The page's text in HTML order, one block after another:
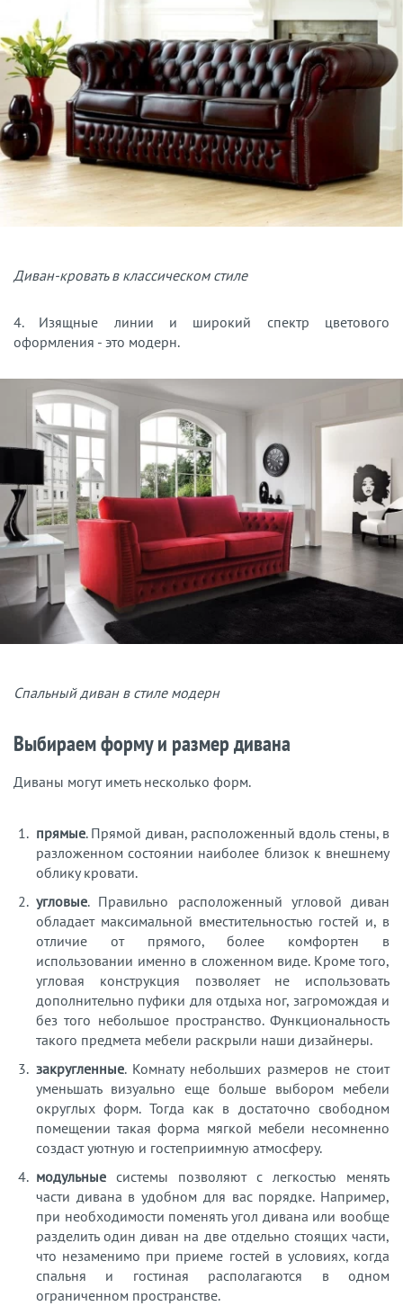
Диван-кровать в классическом стиле
4. Изящные линии и широкий спектр цветового
оформления - это модерн.
Спальный диван в стиле модерн
Выбираем форму и размер дивана
Диваны могут иметь несколько форм.
прямые. Прямой диван, расположенный вдоль стены, в
разложенном состоянии наиболее близок к внешнему
облику кровати.
угловые. Правильно расположенный угловой диван
обладает максимальной вместительностью гостей и, в
отличие от прямого, более комфортен в
использовании именно в сложенном виде. Кроме того,
угловая конструкция позволяет не использовать
дополнительно пуфики для отдыха ног, загромождая и
без того небольшое пространство. Функциональность
такого предмета мебели раскрыли наши дизайнеры.
закругленные. Комнату небольших размеров не стоит
уменьшать визуально еще больше выбором мебели
округлых форм. Тогда как в достаточно свободном
помещении такая форма мягкой мебели несомненно
создаст уютную и гостеприимную атмосферу.
модульные системы позволяют с легкостью менять
части дивана в удобном для вас порядке. Например,
при необходимости поменять угол дивана или вообще
разделить один диван на две отдельно стоящих части,
что незаменимо при приеме гостей в условиях, когда
спальня и гостиная располагаются в одном
ограниченном пространстве.